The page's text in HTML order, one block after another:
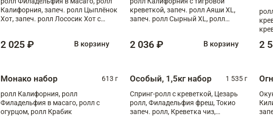
Калифорния, запеч. ролл Цыплёнок
Хот, запеч. ролл Лососик Хот с
2 025 ₽ В корзину
креветкой, запеч. ролл Аяши XL,
запеч. ролл Сырный XL, ролл
2 036 ₽ В корзину
XL,
2
Монако набор
613 г
ролл Калифорния, ролл
Филадельфия в масаго, ролл с
огурцом, ролл Крабик
Особый, 1,5кг набор
1 535 г
Спринг-ролл с креветкой, Цезарь
ролл, Филадельфия фреш, Токио
запеч. ролл, Креветка чиз,